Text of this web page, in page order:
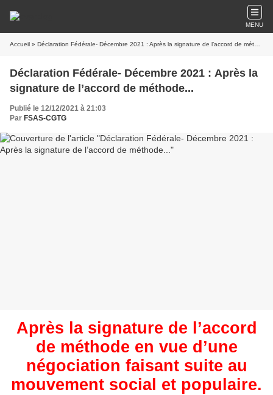
MENU
Accueil » Déclaration Fédérale- Décembre 2021 : Après la signature de l’accord de méthode...
Déclaration Fédérale- Décembre 2021 : Après la
signature de l’accord de méthode...
Publié le 12/12/2021 à 21:03
Par FSAS-CGTG
Après la signature de l’accord
de méthode en vue d’une
négociation faisant suite au
mouvement social et populaire.